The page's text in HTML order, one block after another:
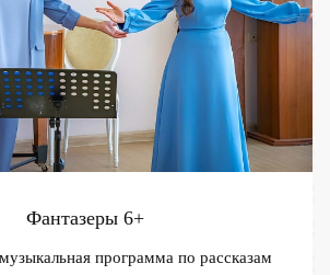
Фантазеры 6+
программа по рассказам